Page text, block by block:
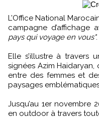
L’Office National Marocain du Tourisme lance une nouvelle
campagne d’affichage
pays qui voyage en vous".
Elle s’illustre à travers
signées Azim
entre des femmes et
paysages
Jusqu’au 1er novembre
en outdoor à travers